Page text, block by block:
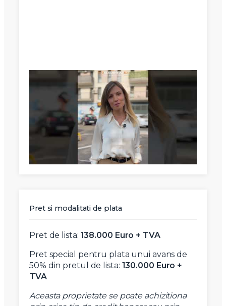
Pret si modalitati de plata
Pret de lista: 138.000 Euro + TVA
Pret special pentru plata unui avans de
50% din pretul de lista: 130.000 Euro +
TVA
Aceasta proprietate se poate achizitiona